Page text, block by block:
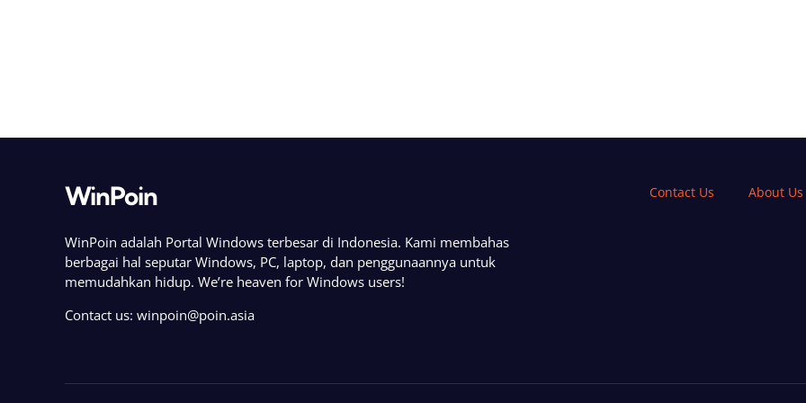
WinPoin
WinPoin adalah Portal Windows terbesar di Indonesia. Kami membahas
berbagai hal seputar Windows, PC, laptop, dan penggunaannya untuk
memudahkan hidup. We’re heaven for Windows users!
Contact us: winpoin@poin.asia
Contact Us About Us